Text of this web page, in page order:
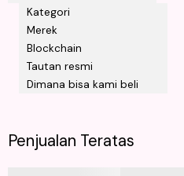
Kategori
Merek
Blockchain
Tautan resmi
Dimana bisa kami beli
Penjualan Teratas